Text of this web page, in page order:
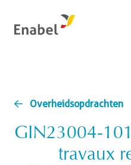
Overheidsopdrachten
GIN23004-
travaux